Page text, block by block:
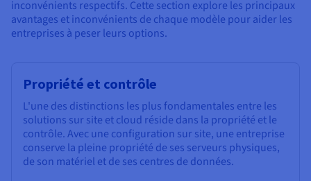
inconvénients respectifs. Cette section explore les principaux
avantages et inconvénients de chaque modèle pour aider les
entreprises à peser leurs options.
Propriété et contrôle
L'une des distinctions les plus fondamentales entre les
solutions sur site et cloud réside dans la propriété et le
contrôle. Avec une configuration sur site, une entreprise
conserve la pleine propriété de ses serveurs physiques,
de son matériel et de ses centres de données.